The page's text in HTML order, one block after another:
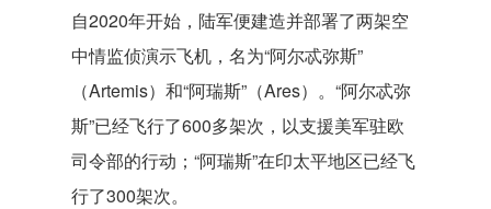
自2020年开始，陆军便建造并部署了两架空
中情监侦演示飞机，名为“阿尔忒弥斯”
（Artemis）和“阿瑞斯”（Ares）。“阿尔忒弥
斯”已经飞行了600多架次，以支援美军驻欧
司令部的行动；“阿瑞斯”在印太平地区已经飞
行了300架次。